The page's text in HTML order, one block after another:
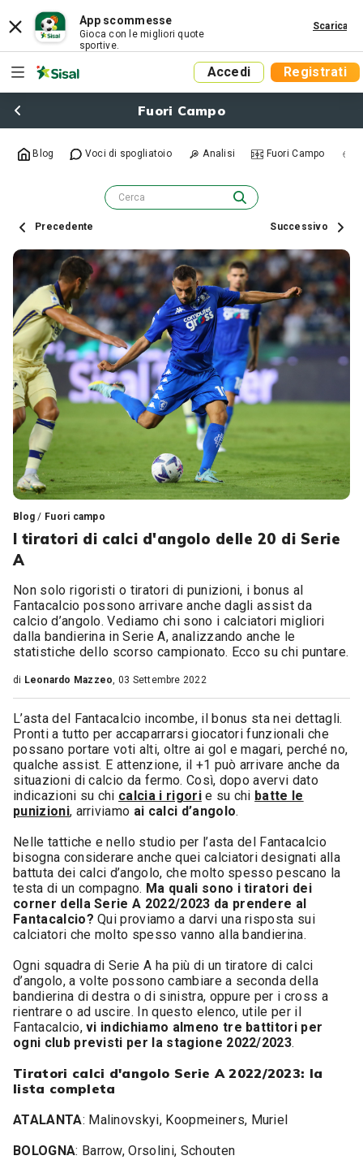
App scommesse
Gioca con le migliori quote
sportive.
Scarica
Accedi Registrati
Fuori Campo
Blog Voci di spogliatoio Analisi Fuori Campo
Precedente Successivo
Blog / Fuori campo
I tiratori di calci d'angolo delle 20 di Serie
A
Non solo rigoristi o tiratori di punizioni, i bonus al
Fantacalcio possono arrivare anche dagli assist da
calcio d’angolo. Vediamo chi sono i calciatori migliori
dalla bandierina in Serie A, analizzando anche le
statistiche dello scorso campionato. Ecco su chi puntare.
di Leonardo Mazzeo, 03 Settembre 2022
L’asta del Fantacalcio incombe, il bonus sta nei dettagli.
Pronti a tutto per accaparrarsi giocatori funzionali che
possano portare voti alti, oltre ai gol e magari, perché no,
qualche assist. E attenzione, il +1 può arrivare anche da
situazioni di calcio da fermo. Così, dopo avervi dato
indicazioni su chi calcia i rigorie su chi batte le
punizioni, arriviamo ai calci d’angolo.
Nelle tattiche e nello studio per l’asta del Fantacalcio
bisogna considerare anche quei calciatori designati alla
battuta dei calci d’angolo, che molto spesso pescano la
testa di un compagno. Ma quali sono i tiratori dei
corner della Serie A 2022/2023 da prendere al
Fantacalcio? Qui proviamo a darvi una risposta sui
calciatori che molto spesso vanno alla bandierina.
Ogni squadra di Serie A ha più di un tiratore di calci
d’angolo, a volte possono cambiare a seconda della
bandierina di destra o di sinistra, oppure per i cross a
rientrare o ad uscire. In questo elenco, utile per il
Fantacalcio,vi indichiamo almeno tre battitori per
ogni club previsti per la stagione 2022/2023.
Tiratori calci d'angolo Serie A 2022/2023: la
lista completa
ATALANTA: Malinovskyi, Koopmeiners, Muriel
BOLOGNA: Barrow, Orsolini, Schouten